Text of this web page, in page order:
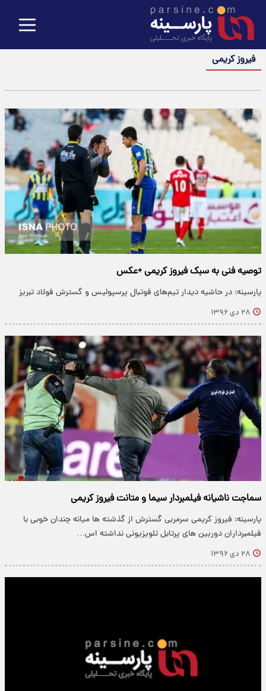
فیروز کریمی
توصیه فنی به سبک فیروز کریمی +عکس
پارسینه: در حاشیه دیدار تیم‌های فوتبال پرسپولیس و گسترش فولاد تبریز
۲۸ دی ۱۳۹۶
سماجت ناشیانه فیلمبردار سیما و متانت فیروز کریمی
پارسینه: فیروز کریمی سرمربی گسترش از گذشته ها میانه چندان خوبی با
فیلمبرداران دوربین های پرتابل تلویزیونی نداشته اس…
۲۸ دی ۱۳۹۶